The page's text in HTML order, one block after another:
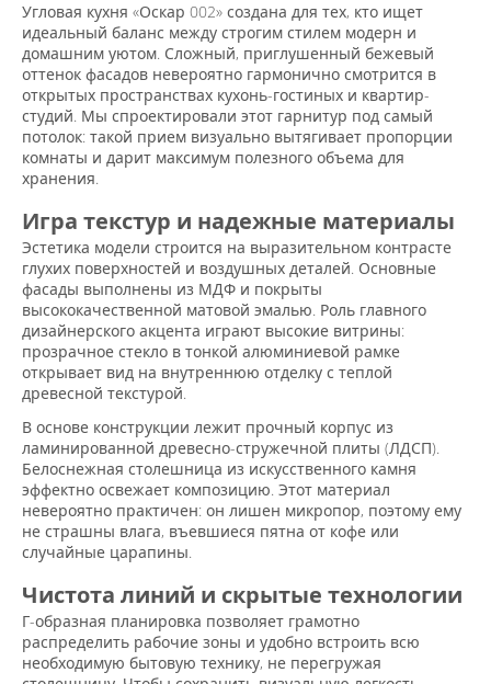
Угловая кухня «Оскар 002» создана для тех, кто ищет
идеальный баланс между строгим стилем модерн и
домашним уютом. Сложный, приглушенный бежевый
оттенок фасадов невероятно гармонично смотрится в
открытых пространствах кухонь-гостиных и квартир-
студий. Мы спроектировали этот гарнитур под самый
потолок: такой прием визуально вытягивает пропорции
комнаты и дарит максимум полезного объема для
хранения.
Игра текстур и надежные материалы
Эстетика модели строится на выразительном контрасте
глухих поверхностей и воздушных деталей. Основные
фасады выполнены из МДФ и покрыты
высококачественной матовой эмалью. Роль главного
дизайнерского акцента играют высокие витрины:
прозрачное стекло в тонкой алюминиевой рамке
открывает вид на внутреннюю отделку с теплой
древесной текстурой.
В основе конструкции лежит прочный корпус из
ламинированной древесно-стружечной плиты (ЛДСП).
Белоснежная столешница из искусственного камня
эффектно освежает композицию. Этот материал
невероятно практичен: он лишен микропор, поэтому ему
не страшны влага, въевшиеся пятна от кофе или
случайные царапины.
Чистота линий и скрытые технологии
Г-образная планировка позволяет грамотно
распределить рабочие зоны и удобно встроить всю
необходимую бытовую технику, не перегружая